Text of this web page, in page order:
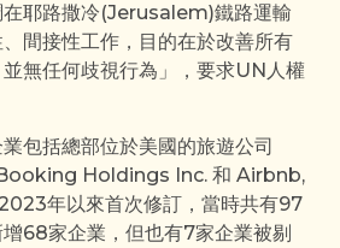
在耶路撒冷(Jerusalem)鐵路運輸
間接性工作，目的在於改善所有
無任何歧視行為」，要求UN人權
包括總部位於美國的旅遊公司
Holdings Inc. 和 Airbnb,
年以來首次修訂，當時共有97
68家企業，但也有7家企業被剔